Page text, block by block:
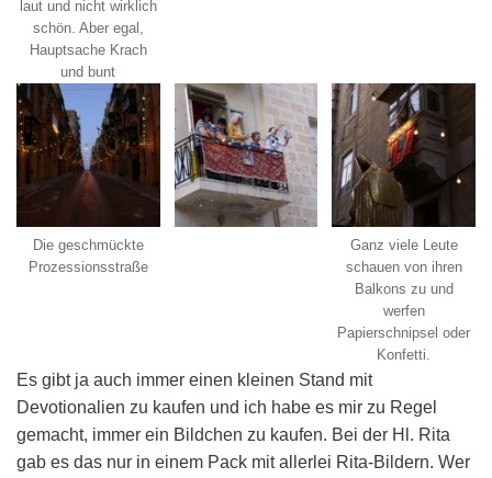
laut und nicht wirklich
schön. Aber egal,
Hauptsache Krach
und bunt
Die geschmückte
Prozessionsstraße
Ganz viele Leute
schauen von ihren
Balkons zu und
werfen
Papierschnipsel oder
Konfetti.
Es gibt ja auch immer einen kleinen Stand mit
Devotionalien zu kaufen und ich habe es mir zu Regel
gemacht, immer ein Bildchen zu kaufen. Bei der Hl. Rita
gab es das nur in einem Pack mit allerlei Rita-Bildern. Wer